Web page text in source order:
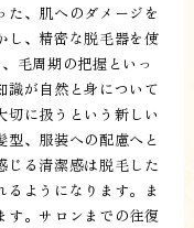
た、肌へのダメージを
し、精密な脱毛器を使
毛周期の把握といっ
識が自然と身について
切に扱うという新しい
型、服装への配慮へと
じる清潔感は脱毛した
ようになります。ま
す。サロンまでの往復